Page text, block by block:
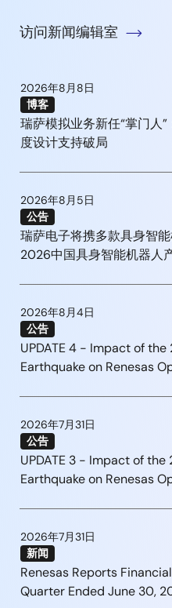
访问新闻编辑室
2026年8月8日
博客
瑞萨模拟业务新任“掌门人
度设计支持破局
2026年8月5日
公告
瑞萨电子将携多款具身智
2026中国具身智能机器人
2026年8月4日
公告
UPDATE 4 - Impact of
Earthquake on Renesas
2026年7月31日
公告
UPDATE 3 - Impact of
Earthquake on Renesas
2026年7月31日
新闻
Renesas Reports
Quarter Ended June 30,